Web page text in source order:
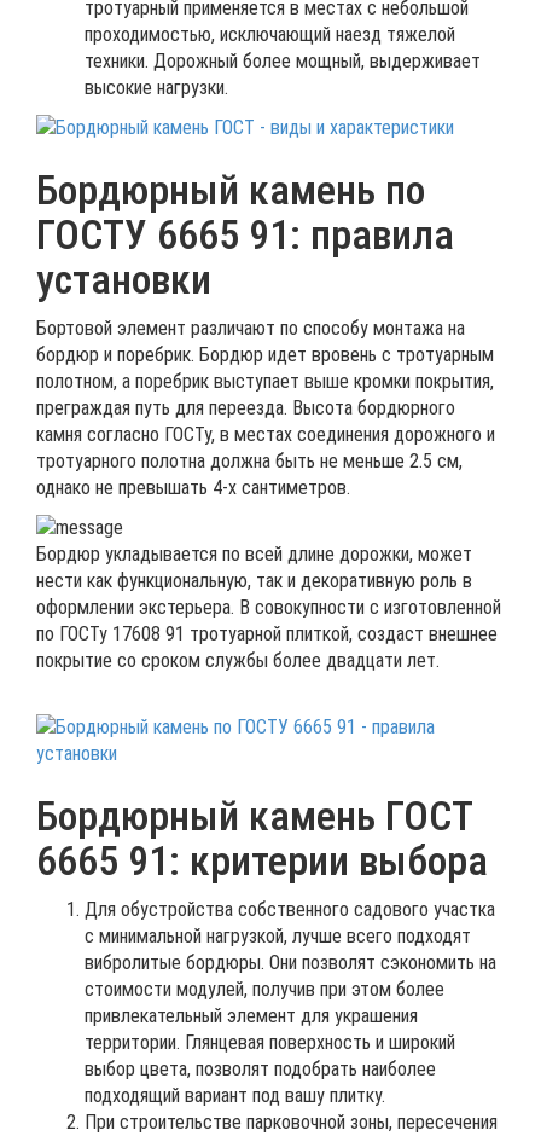
тротуарный применяется в местах с небольшой
проходимостью, исключающий наезд тяжелой
техники. Дорожный более мощный, выдерживает
высокие нагрузки.
Бордюрный камень по
ГОСТУ 6665 91: правила
установки
Бортовой элемент различают по способу монтажа на
бордюр и поребрик. Бордюр идет вровень с тротуарным
полотном, а поребрик выступает выше кромки покрытия,
преграждая путь для переезда. Высота бордюрного
камня согласно ГОСТу, в местах соединения дорожного и
тротуарного полотна должна быть не меньше 2.5 см,
однако не превышать 4-х сантиметров.
Бордюр укладывается по всей длине дорожки, может
нести как функциональную, так и декоративную роль в
оформлении экстерьера. В совокупности с изготовленной
по ГОСТу 17608 91 тротуарной плиткой, создаст внешнее
покрытие со сроком службы более двадцати лет.
Бордюрный камень ГОСТ
6665 91: критерии выбора
Для обустройства собственного садового участка
с минимальной нагрузкой, лучше всего подходят
вибролитые бордюры. Они позволят сэкономить на
стоимости модулей, получив при этом более
привлекательный элемент для украшения
территории. Глянцевая поверхность и широкий
выбор цвета, позволят подобрать наиболее
подходящий вариант под вашу плитку.
При строительстве парковочной зоны, пересечения